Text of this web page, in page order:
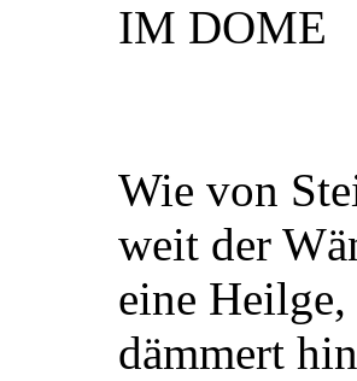
IM DOME
Wie von
weit der
eine
dämmert